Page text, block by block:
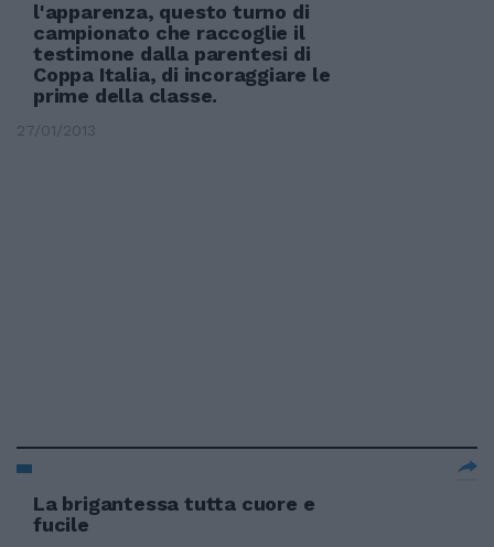
l'apparenza, questo turno di
campionato che raccoglie il
testimone dalla parentesi di
Coppa Italia, di incoraggiare le
prime della classe.
27/01/2013
La brigantessa tutta cuore e
fucile